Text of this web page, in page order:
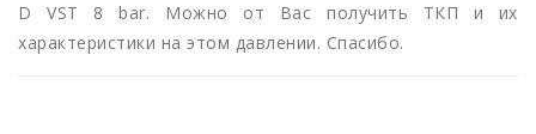
D VST 8 bar. Можно от Вас получить ТКП и их
характеристики на этом давлении. Спасибо.